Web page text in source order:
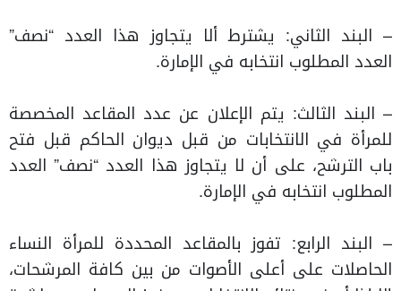
– البند الثاني: يشترط ألا يتجاوز هذا العدد “نصف”
العدد المطلوب انتخابه في الإمارة.
– البند الثالث: يتم الإعلان عن عدد المقاعد المخصصة
للمرأة في الانتخابات من قبل ديوان الحاكم قبل فتح
باب الترشح، على أن لا يتجاوز هذا العدد “نصف” العدد
المطلوب انتخابه في الإمارة.
– البند الرابع: تفوز بالمقاعد المحددة للمرأة النساء
الحاصلات على أعلى الأصوات من بين كافة المرشحات،